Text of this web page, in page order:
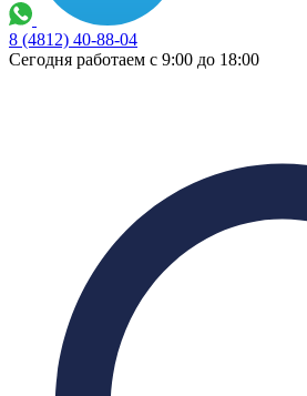
8 (4812) 40-88-04
Сегодня работаем с 9:00 до 18:00